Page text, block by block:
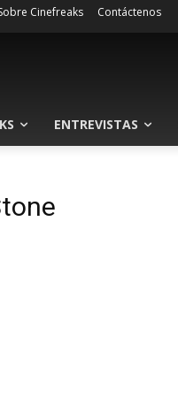
Cinefreaks Contáctenos
ENTREVISTAS